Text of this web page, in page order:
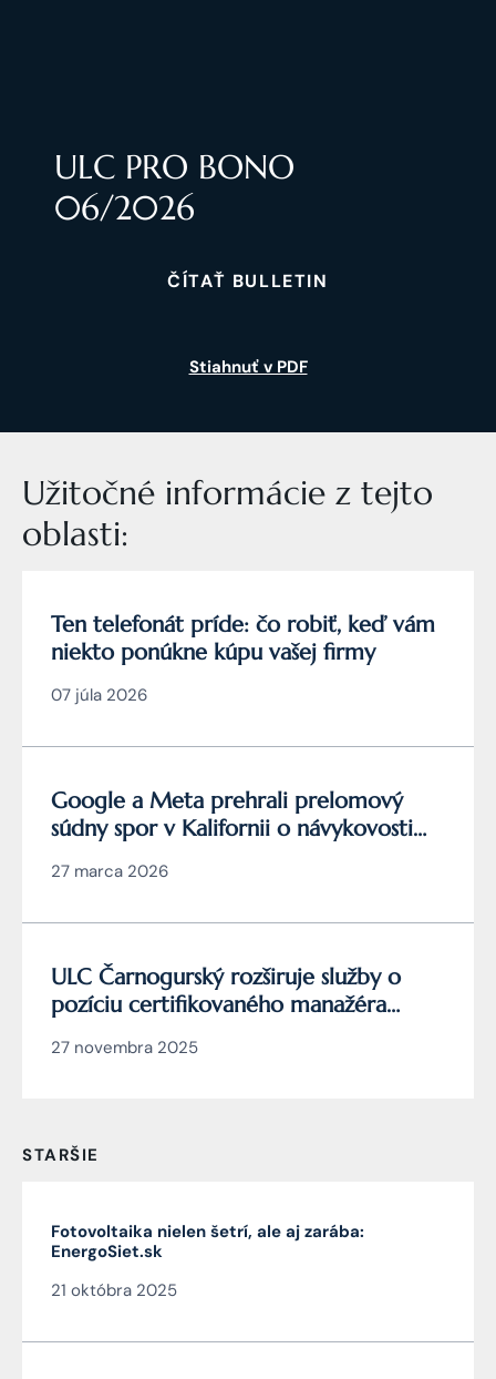
ULC PRO BONO
06/2026
ČÍTAŤ BULLETIN
Stiahnuť v PDF
Užitočné informácie z tejto
oblasti:
Ten telefonát príde: čo robiť, keď vám
niekto ponúkne kúpu vašej firmy
07 júla 2026
Google a Meta prehrali prelomový
súdny spor v Kalifornii o návykovosti
27 marca 2026
ULC Čarnogurský rozširuje služby o
pozíciu certifikovaného manažéra
27 novembra 2025
STARŠIE
Fotovoltaika nielen šetrí, ale aj zarába:
EnergoSiet.sk
21 októbra 2025